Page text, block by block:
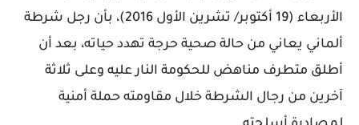
الأربعاء (19 أكتوبر/ تشرين الأول 2016)، بأن رجل شرطة
ألماني يعاني من حالة صحية حرجة تهدد حياته، بعد أن
أطلق متطرف مناهض للحكومة النار عليه وعلى ثلاثة
آخرين من رجال الشرطة خلال مقاومته حملة أمنية